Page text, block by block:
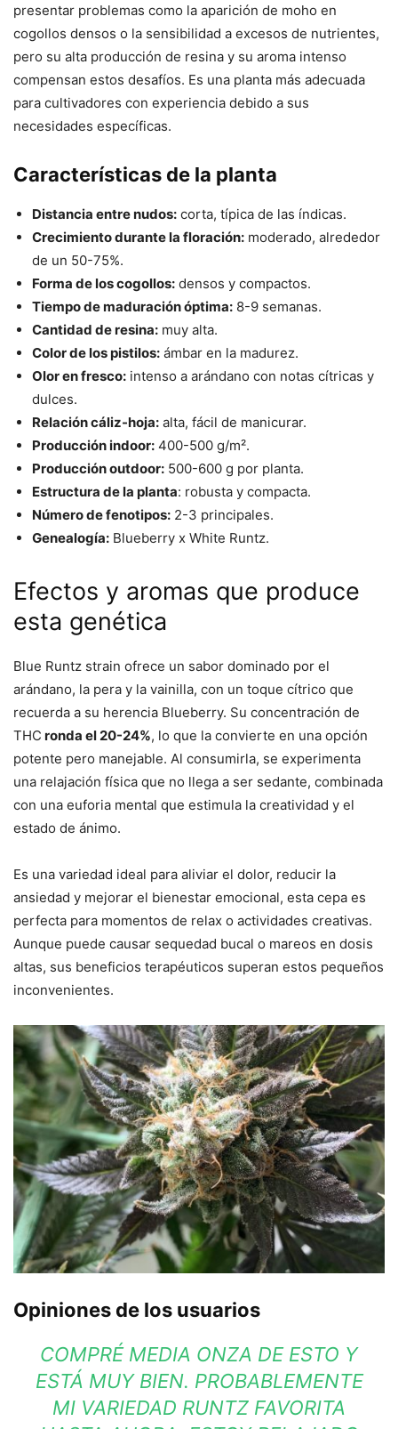
presentar problemas como la aparición de moho en
cogollos densos o la sensibilidad a excesos de nutrientes,
pero su alta producción de resina y su aroma intenso
compensan estos desafíos. Es una planta más adecuada
para cultivadores con experiencia debido a sus
necesidades específicas.
Características de la planta
Distancia entre nudos: corta, típica de las índicas.
Crecimiento durante la floración: moderado, alrededor
de un 50-75%.
Forma de los cogollos: densos y compactos.
Tiempo de maduración óptima: 8-9 semanas.
Cantidad de resina: muy alta.
Color de los pistilos: ámbar en la madurez.
Olor en fresco: intenso a arándano con notas cítricas y
dulces.
Relación cáliz-hoja: alta, fácil de manicurar.
Producción indoor: 400-500 g/m².
Producción outdoor: 500-600 g por planta.
Estructura de la planta: robusta y compacta.
Número de fenotipos: 2-3 principales.
Genealogía: Blueberry x White Runtz.
Efectos y aromas que produce
esta genética
Blue Runtz strain ofrece un sabor dominado por el
arándano, la pera y la vainilla, con un toque cítrico que
recuerda a su herencia Blueberry. Su concentración de
THC ronda el 20-24%, lo que la convierte en una opción
potente pero manejable. Al consumirla, se experimenta
una relajación física que no llega a ser sedante, combinada
con una euforia mental que estimula la creatividad y el
estado de ánimo.
Es una variedad ideal para aliviar el dolor, reducir la
ansiedad y mejorar el bienestar emocional, esta cepa es
perfecta para momentos de relax o actividades creativas.
Aunque puede causar sequedad bucal o mareos en dosis
altas, sus beneficios terapéuticos superan estos pequeños
inconvenientes.
Opiniones de los usuarios
COMPRÉ MEDIA ONZA DE ESTO Y
ESTÁ MUY BIEN. PROBABLEMENTE
MI VARIEDAD RUNTZ FAVORITA